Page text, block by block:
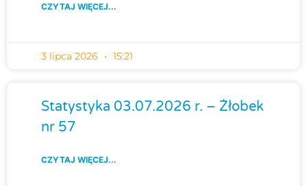
CZYTAJ WIĘCEJ...
3 lipca 2026 15:21
Statystyka 03.07.2026 r. – Żłobek
nr 57
CZYTAJ WIĘCEJ...